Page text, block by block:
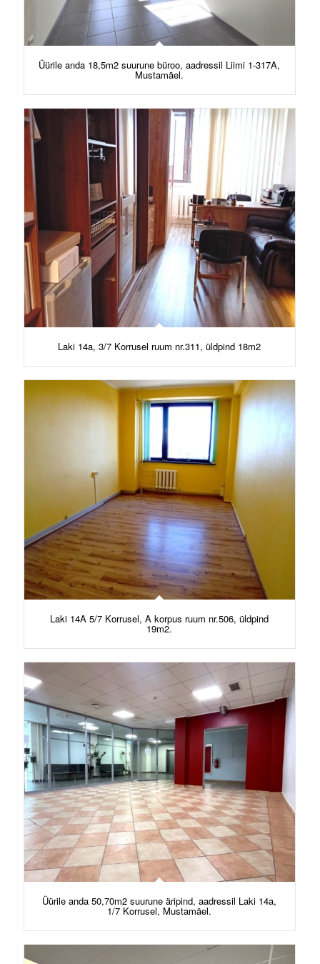
Üürile anda 18,5m2 suurune büroo, aadressil Liimi 1-317A,
Mustamäel.
Laki 14a, 3/7 Korrusel ruum nr.311, üldpind 18m2
Laki 14A 5/7 Korrusel, A korpus ruum nr.506, üldpind
19m2.
Üürile anda 50,70m2 suurune äripind, aadressil Laki 14a,
1/7 Korrusel, Mustamäel.